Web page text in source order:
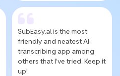
SubEasy.al is the most
friendly and neatest AI-
transcribing app among
others that I've tried. Keep it
up!